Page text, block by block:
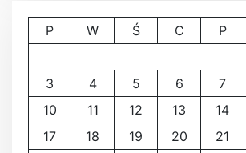
P W Ś C P
3
4 5 6 7
10
11 12 13 14
17
18 19 20 21